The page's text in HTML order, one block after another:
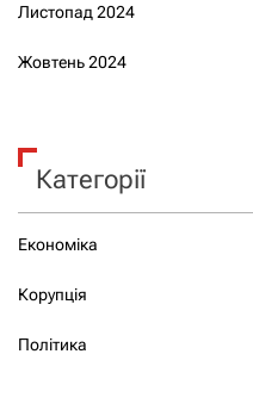
Листопад 2024
Жовтень 2024
Категорії
Економіка
Корупція
Політика